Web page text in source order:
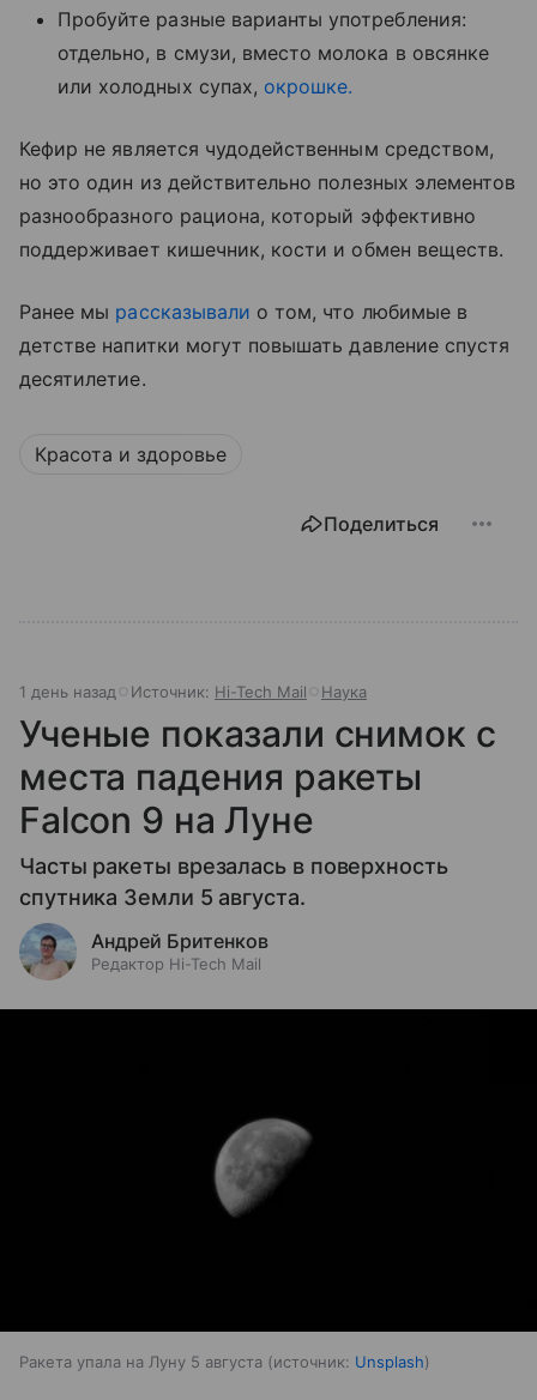
Пробуйте разные варианты употребления:
отдельно, в смузи, вместо молока в овсянке
или холодных супах, окрошке.
Кефир не является чудодейственным средством,
но это один из действительно полезных элементов
разнообразного рациона, который эффективно
поддерживает кишечник, кости и обмен веществ.
Ранее мы рассказывали о том, что любимые в
детстве напитки могут повышать давление спустя
десятилетие.
Красота и здоровье
Поделиться
1 день назад Источник: Hi-Tech Mail Наука
Ученые показали снимок с
места падения ракеты
Falcon 9 на Луне
Часты ракеты врезалась в поверхность
спутника Земли 5 августа.
Андрей Бритенков
Редактор Hi-Tech Mail
Ракета упала на Луну 5 августа источник: Unsplash